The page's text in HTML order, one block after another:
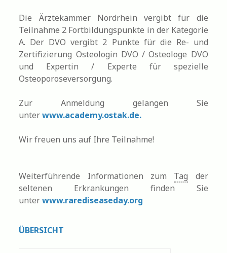
Die Ärztekammer Nordrhein vergibt für die
Teilnahme 2 Fortbildungspunkte in der Kategorie
A. Der DVO vergibt 2 Punkte für die Re- und
Zertifizierung Osteologin DVO / Osteologe DVO
und Expertin / Experte für spezielle
Osteoporoseversorgung.
Zur Anmeldung gelangen Sie
unterwww.academy.ostak.de.
Wir freuen uns auf Ihre Teilnahme!
Weiterführende Informationen zum Tag der
seltenen Erkrankungen finden Sie
unterwww.rarediseaseday.org
ÜBERSICHT